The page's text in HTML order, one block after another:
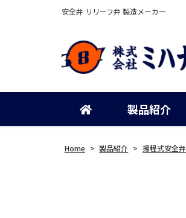
安全弁 リリーフ弁 製造メーカー
製品紹介
Home > 製品紹介 > 揚程式安全弁